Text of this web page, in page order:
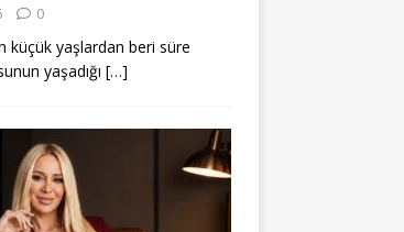
0
küçük yaşlardan beri süre
yaşadığı […]